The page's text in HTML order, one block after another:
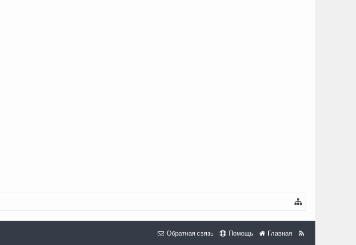
Обратная связь Помощь Главная